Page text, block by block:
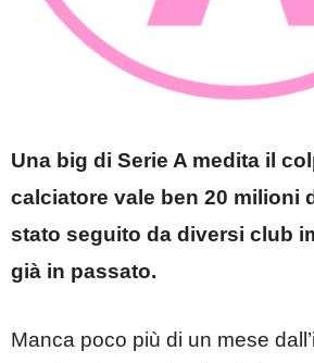
Una big di Serie A medita il
calciatore vale ben 20 milioni
stato seguito da diversi club
già in passato.
Manca poco più di un mese